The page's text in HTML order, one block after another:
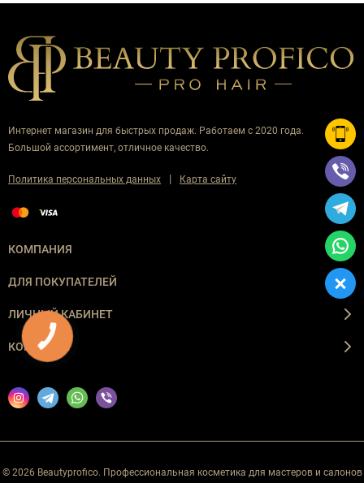
Интернет магазин для быстрых продаж. Работаем с 2020 года.
Большой ассортимент, отличное качество.
Политика персональных данных | Карта сайту
КОМПАНИЯ
ДЛЯ ПОКУПАТЕЛЕЙ
ЛИЧНЫЙ КАБИНЕТ
КОНТАКТЫ
© 2026 Beautyprofico. Профессиональная косметика для мастеров и салонов
КНОПКА
ЗВ'ЯЗКУ